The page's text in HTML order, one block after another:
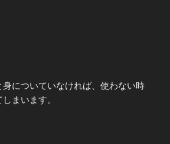
についていなければ、使わない時
まいます。